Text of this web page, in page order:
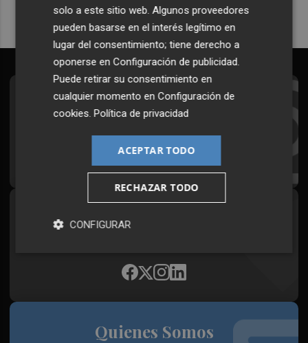
Suscríbete al Boletín
¡Quiero suscribirme!
Síguenos en redes
Quienes Somos
solo a este sitio web. Algunos proveedores
pueden basarse en el interés legítimo en
lugar del consentimiento; tiene derecho a
oponerse enConfiguración de publicidad.
Puede retirar su consentimiento en
cualquier momento enConfiguración de
cookies.Política de privacidad
ACEPTAR TODO
RECHAZAR TODO
CONFIGURAR